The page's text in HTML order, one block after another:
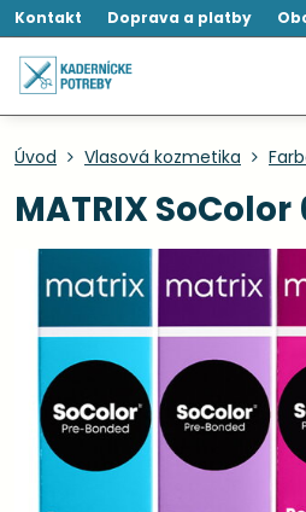
Kontakt Doprava a platby
Úvod Vlasová kozmetika
MATRIX